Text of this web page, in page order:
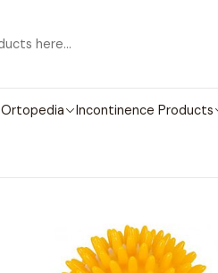
Ortopedia Incontinence Products